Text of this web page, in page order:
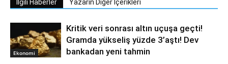
İlgili Haberler Yazarın Diğer İçerikleri
Ekonomi
Kritik veri sonrası altın uçuşa geçti!
Gramda yükseliş yüzde 3’aştı! Dev
bankadan yeni tahmin